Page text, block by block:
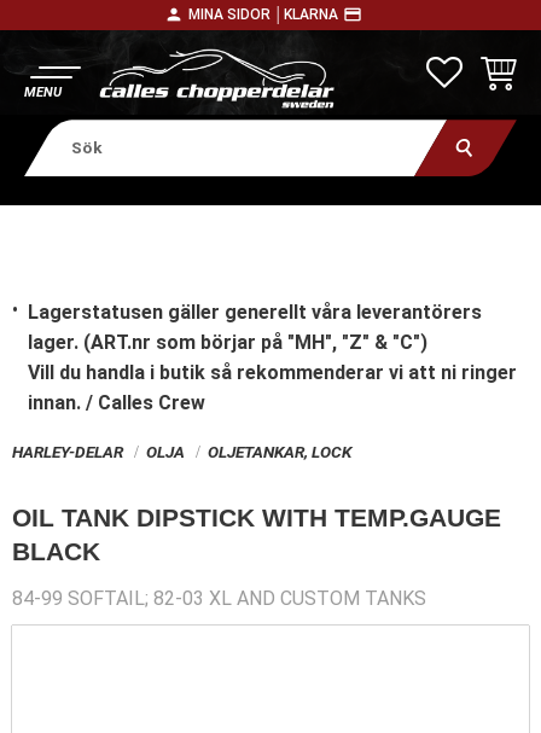
person MINA SIDOR │ KLARNA payment
Lagerstatusen gäller generellt våra leverantörers
lager. (ART.nr som börjar på "MH", "Z" & "C")
Vill du handla i butik så rekommenderar vi att ni ringer
innan. / Calles Crew
HARLEY-DELAR OLJA OLJETANKAR, LOCK
OIL TANK DIPSTICK WITH TEMP.GAUGE
BLACK
84-99 SOFTAIL; 82-03 XL AND CUSTOM TANKS